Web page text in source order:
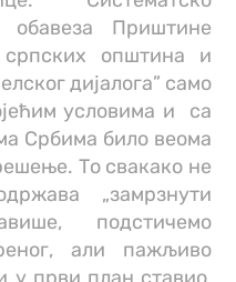
обавеза Приштине
српских општина и
дијалога” само
условима и са
Србима било веома
То свакако не
„замрзнути
подстичемо
али пажљиво
у први план ставио